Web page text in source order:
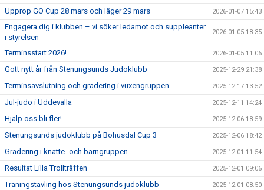
Upprop GO Cup 28 mars och läger 29 mars 2026-01-07 15:43
Engagera dig i klubben – vi söker ledamot och suppleanter
i styrelsen
2026-01-05 18:35
Terminsstart 2026! 2026-01-05 11:06
Gott nytt år från Stenungsunds Judoklubb 2025-12-29 21:38
Terminsavslutning och gradering i vuxengruppen 2025-12-17 13:52
Jul-judo i Uddevalla 2025-12-11 14:24
Hjälp oss bli fler! 2025-12-06 18:59
Stenungsunds judoklubb på Bohusdal Cup 3 2025-12-06 18:42
Gradering i knatte- och barngruppen 2025-12-01 11:54
Resultat Lilla Trollträffen 2025-12-01 09:06
Träningstävling hos Stenungsunds judoklubb 2025-12-01 08:50